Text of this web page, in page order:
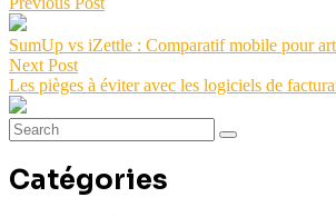
SumUp vs iZettle : Comparatif mobile pour
Next Post
Les pièges à éviter avec les logiciels de
Catégories